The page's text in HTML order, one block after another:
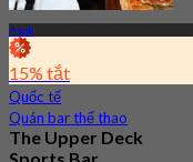
Asok
15% tắt
Quốc tế
Quán bar thể thao
The Upper Deck